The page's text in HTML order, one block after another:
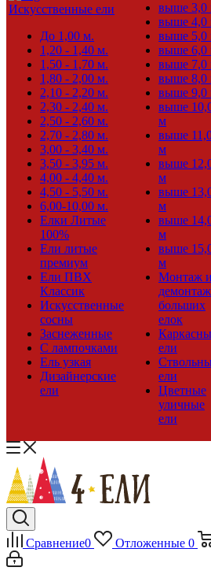
Искусственные ели
До 1,00 м.
1,20 - 1,40 м.
1,50 - 1,70 м.
1,80 - 2,00 м.
2,10 - 2,20 м.
2,30 - 2,40 м.
2,50 - 2,60 м.
2,70 - 2,80 м.
3,00 - 3,40 м.
3,50 - 3,95 м.
4,00 - 4,40 м.
4,50 - 5,50 м.
6,00-10,00 м.
Елки Литые
100%
Ели литые
премиум
Ели ПВХ
Классик
Искусственные
сосны
Заснеженные
С лампочками
Ель узкая
Дизайнерские
ели
выше 3,0
выше 4,0
выше 5,0
выше 6,0
выше 7,0
выше 8,0
выше 9,0
выше
м
выше
м
выше
м
выше
м
выше
м
выше
м
Монтаж и
демонтаж
больших
елок
ели
ели
Цветные
уличные
ели
Сравнение0 Отложенные 0